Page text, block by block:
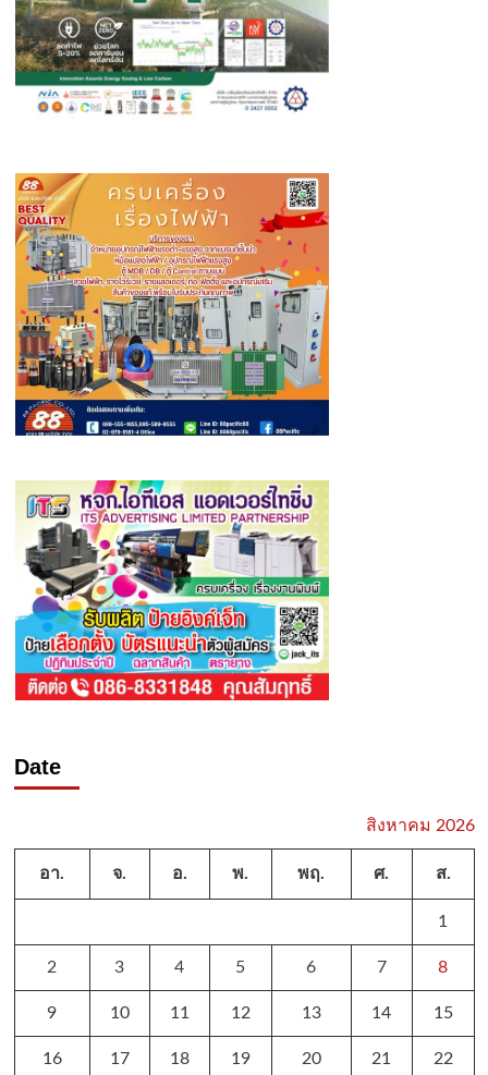
Date
สิงหาคม 2026
อา. จ. อ. พ. พฤ. ศ. ส.
1
2 3 4 5 6 7 8
9 10 11 12 13 14 15
16 17 18 19 20 21 22